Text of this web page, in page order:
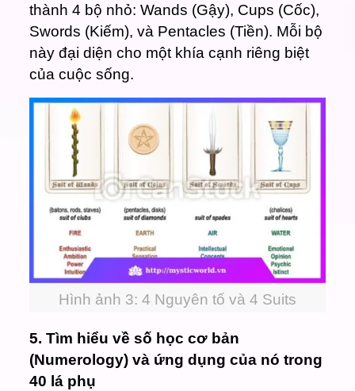
thành 4 bộ nhỏ: Wands (Gậy), Cups (Cốc),
Swords (Kiếm), và Pentacles (Tiền). Mỗi bộ
này đại diện cho một khía cạnh riêng biệt
của cuộc sống.
Hình ảnh 3: 4 Nguyên tố và 4 Suits
5. Tìm hiểu về số học cơ bản
(Numerology) và ứng dụng của nó trong
40 lá phụ